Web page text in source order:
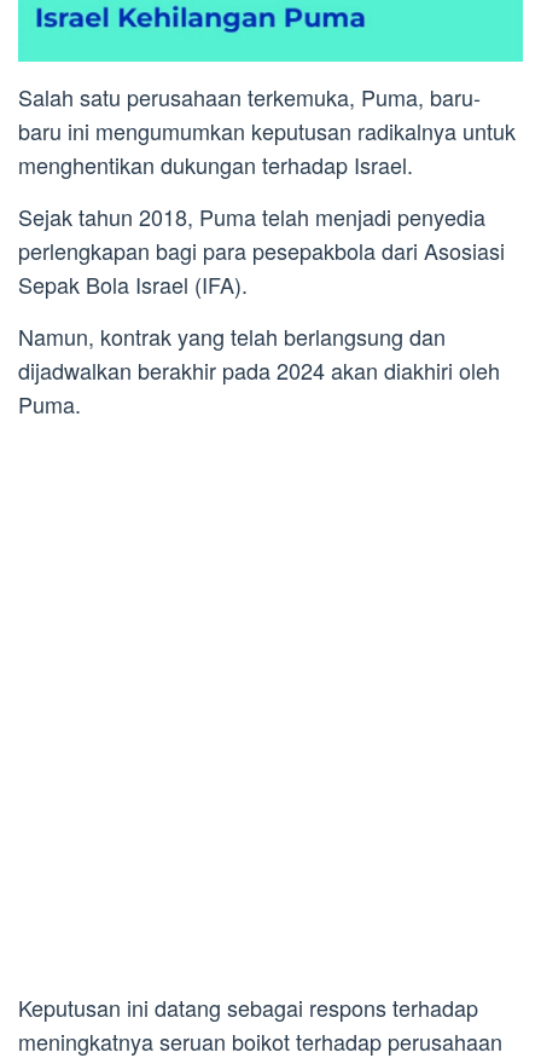
Salah satu perusahaan terkemuka, Puma, baru-
baru ini mengumumkan keputusan radikalnya untuk
menghentikan dukungan terhadap Israel.
Sejak tahun 2018, Puma telah menjadi penyedia
perlengkapan bagi para pesepakbola dari Asosiasi
Sepak Bola Israel (IFA).
Namun, kontrak yang telah berlangsung dan
dijadwalkan berakhir pada 2024 akan diakhiri oleh
Puma.
Keputusan ini datang sebagai respons terhadap
meningkatnya seruan boikot terhadap perusahaan